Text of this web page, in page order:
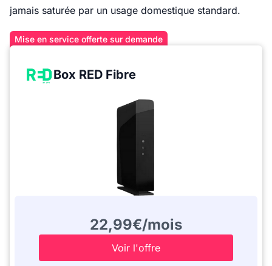
jamais saturée par un usage domestique standard.
Mise en service offerte sur demande
Box RED Fibre
22,99€/mois
Voir l'offre